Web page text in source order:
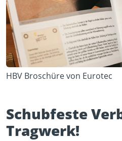
HBV Broschüre von Eurotec
Schubfeste
Tragwerk!